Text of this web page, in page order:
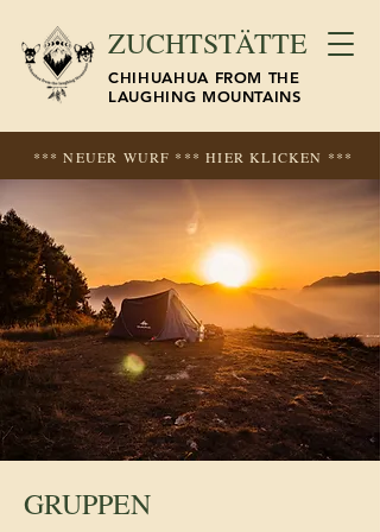
*** NEUER WURF *** HIER KLICKEN ***
ZUCHTSTÄTTE
CHIHUAHUA FROM THE
LAUGHING MOUNTAINS
GRUPPEN